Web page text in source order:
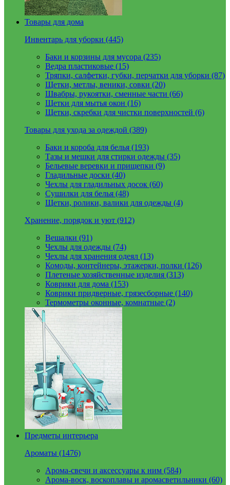
Товары для дома
Инвентарь для уборки (445)
Баки и корзины для мусора (235)
Ведра пластиковые (15)
Тряпки, салфетки, губки, перчатки для уборки (87)
Щетки, метлы, веники, совки (20)
Швабры, рукоятки, сменные части (66)
Щетки для мытья окон (16)
Щетки, скребки для чистки поверхностей (6)
Товары для ухода за одеждой (389)
Баки и короба для белья (193)
Тазы и мешки для стирки одежды (35)
Бельевые веревки и прищепки (9)
Гладильные доски (40)
Чехлы для гладильных досок (60)
Сушилки для белья (48)
Щетки, ролики, валики для одежды (4)
Хранение, порядок и уют (912)
Вешалки (91)
Чехлы для одежды (74)
Чехлы для хранения одеял (13)
Комоды, контейнеры, этажерки, полки (126)
Плетеные хозяйственные изделия (313)
Коврики для дома (153)
Коврики придверные, грязесборные (140)
Термометры оконные, комнатные (2)
Предметы интерьера
Ароматы (1476)
Арома-свечи и аксессуары к ним (584)
Арома-воск, воскоплавы и аромасветильники (60)